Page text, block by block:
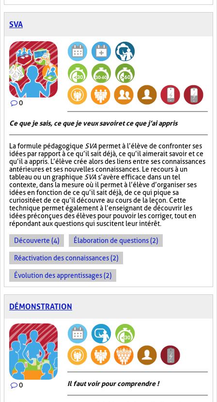
SVA
0
Ce que je sais, ce que je veux savoir et ce que j’ai appris
La formule pédagogique SVA permet à l’élève de confronter ses
idées par rapport à ce qu’il sait déjà, ce qu’il aimerait savoir et ce
qu’il a appris. L’élève crée alors des liens entre ses connaissances
antérieures et ses nouvelles connaissances. Le recours à un
tableau ou un graphique SVA s’avère efficace dans un tel
contexte, dans la mesure où il permet à l’élève d’organiser ses
idées en fonction de ce qu’il sait déjà, de ce qui pique sa
curiosité et de ce qu’il découvre au cours de la leçon. Cette
technique permet également à l’enseignant de découvrir les
idées préconçues des élèves pour pouvoir les corriger, tout en
répondant aux questions qui suscitent leur intérêt.
Découverte (4) Élaboration de questions (2)
Réactivation des connaissances (2)
Évolution des apprentissages (2)
DÉMONSTRATION
0 Il faut voir pour comprendre !